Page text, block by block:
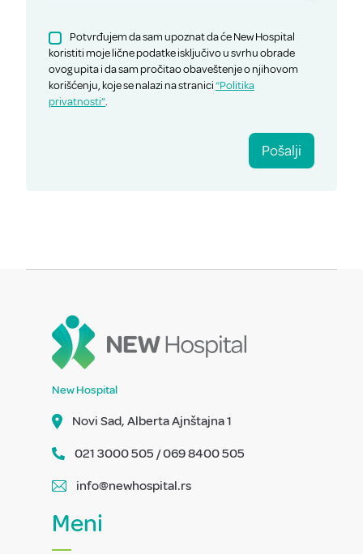
Potvrđujem da sam upoznat da će New Hospital
koristiti moje lične podatke isključivo u svrhu obrade
ovog upita i da sam pročitao obaveštenje o njihovom
korišćenju, koje se nalazi na stranici“Politika
privatnosti”.
Pošalji
New Hospital
Novi Sad, Alberta Ajnštajna 1
021 3000 505 / 069 8400 505
info@newhospital.rs
Meni